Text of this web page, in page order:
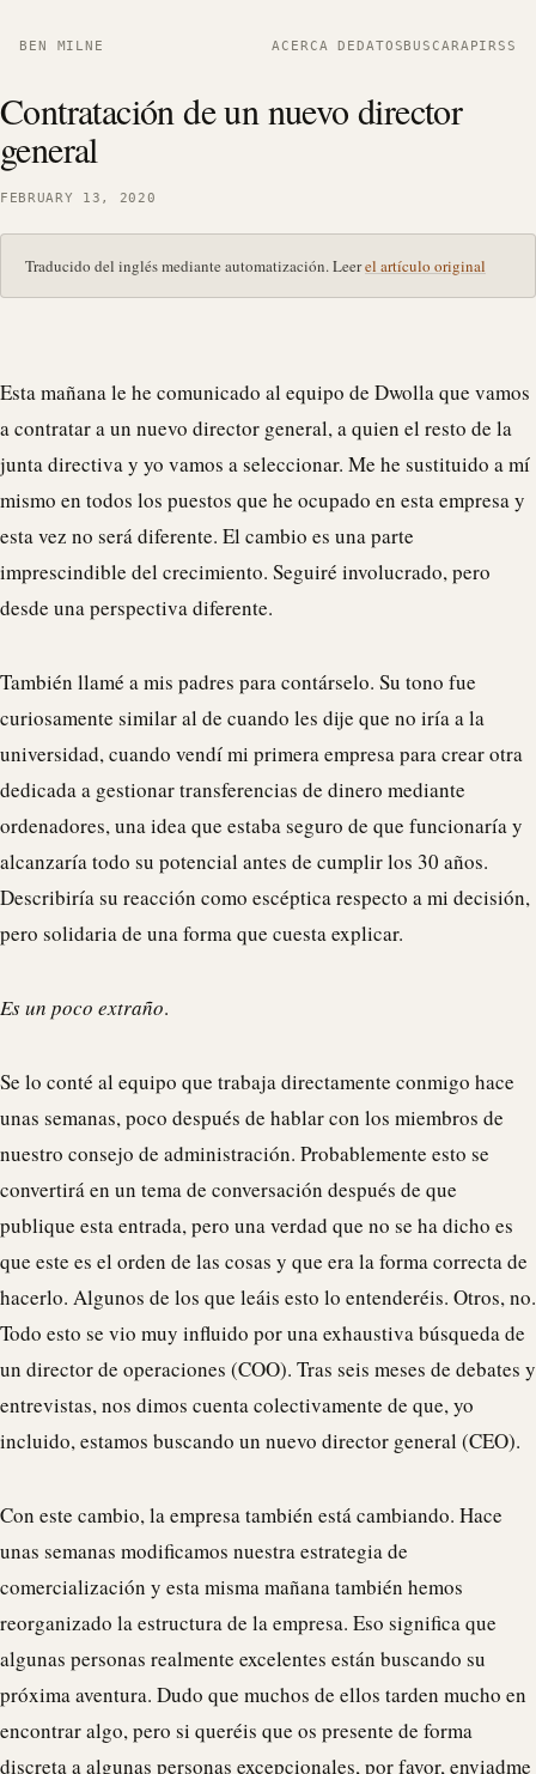
BEN MILNE ACERCA DEDATOSBUSCARAPIRSS
Contratación de un nuevo director
general
FEBRUARY 13, 2020
Traducido del inglés mediante automatización. Leerel artículo original
Esta mañana le he comunicado al equipo de Dwollaque vamos
a contratar a un nuevo director general, a quien el resto de la
junta directiva y yo vamos a seleccionar. Me he sustituido a mí
mismo en todos los puestos que he ocupado en esta empresa y
esta vez no será diferente. El cambio es una parte
imprescindible del crecimiento. Seguiré involucrado, pero
desde una perspectiva diferente.
También llamé a mis padres para contárselo. Su tono fue
curiosamente similar al de cuando les dije que no iría a la
universidad, cuando vendí mi primera empresa para crear otra
dedicada a gestionar transferencias de dinero mediante
ordenadores, una idea que estaba seguro de que funcionaría y
alcanzaría todo su potencial antes de cumplir los 30 años.
Describiría su reacción como escéptica respecto a mi decisión,
pero solidaria de una forma que cuesta explicar.
Es un poco extraño.
Se lo conté al equipo que trabaja directamente conmigo hace
unas semanas, poco después de hablar con los miembros de
nuestro consejo de administración. Probablemente esto se
convertirá en un tema de conversación después de que
publique esta entrada, pero una verdad que no se ha dicho es
que este es el orden de las cosas y que era la forma correcta de
hacerlo. Algunos de los que leáis esto lo entenderéis. Otros, no.
Todo esto se vio muy influido por una exhaustiva búsqueda de
un director de operaciones (COO). Tras seis meses de debates y
entrevistas, nos dimos cuenta colectivamente de que, yo
incluido, estamos buscando un nuevo director general (CEO).
Con este cambio, la empresa también está cambiando. Hace
unas semanas modificamos nuestra estrategia de
comercialización y esta misma mañana también hemos
reorganizado la estructura de la empresa. Eso significa que
algunas personas realmente excelentes están buscando su
próxima aventura. Dudo que muchos de ellos tarden mucho en
encontrar algo, pero si queréis que os presente de forma
discreta a algunas personas excepcionales, por favor, enviadme